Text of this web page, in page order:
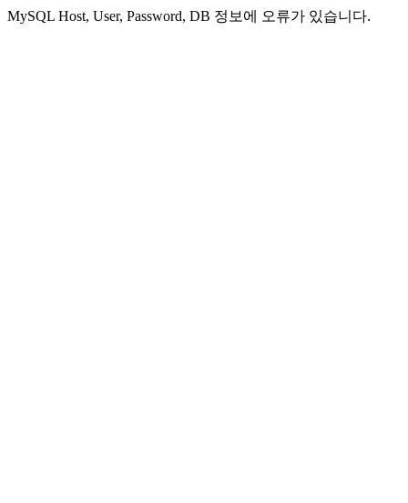
MySQL Host, User, Password, DB 정보에 오류가 있습니다.